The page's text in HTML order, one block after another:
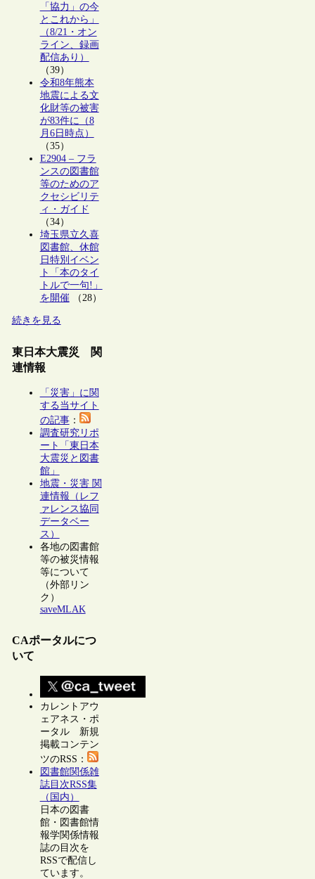
「協力」の今
とこれから」
（8/21・オン
ライン、録画
配信あり）
（39）
令和8年熊本
地震による文
化財等の被害
が83件に（8
月6日時点）
（35）
E2904 – フラ
ンスの図書館
等のためのア
クセシビリテ
ィ・ガイド
（34）
埼玉県立久喜
図書館、休館
日特別イベン
ト「本のタイ
トルで一句!」
を開催（28）
続きを見る
東日本大震災 関
連情報
「災害」に関
する当サイト
の記事：
調査研究リポ
ート「東日本
大震災と図書
館」
地震・災害 関
連情報（レフ
ァレンス協同
データベー
ス）
各地の図書館
等の被災情報
等について
（外部リン
ク）
saveMLAK
CAポータルにつ
いて
カレントアウ
ェアネス・ポ
ータル 新規
掲載コンテン
ツのRSS：
図書館関係雑
誌目次RSS集
（国内）
日本の図書
館・図書館情
報学関係情報
誌の目次を
RSSで配信し
ています。